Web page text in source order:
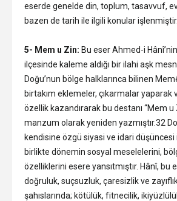
eserde genelde din, toplum, tasavvuf,
bazen de tarih ile ilgili konular işlenmiştir.
5- Mem u Zin: Bu eser Ahmed-i Hânî’nin
ilçesinde kaleme aldığı bir ilahi aşk
Doğu’nun bölge halklarınca bilinen
birtakım eklemeler, çıkarmalar yaparak
özellik kazandırarak bu destanı “Mem u
manzum olarak yeniden yazmıştır.32
kendisine özgü siyasi ve idari düşüncesi
birlikte dönemin sosyal meselelerini,
özelliklerini esere yansıtmıştır. Hânî, bu
doğruluk, suçsuzluk, çaresizlik ve
şahıslarında; kötülük, fitnecilik,